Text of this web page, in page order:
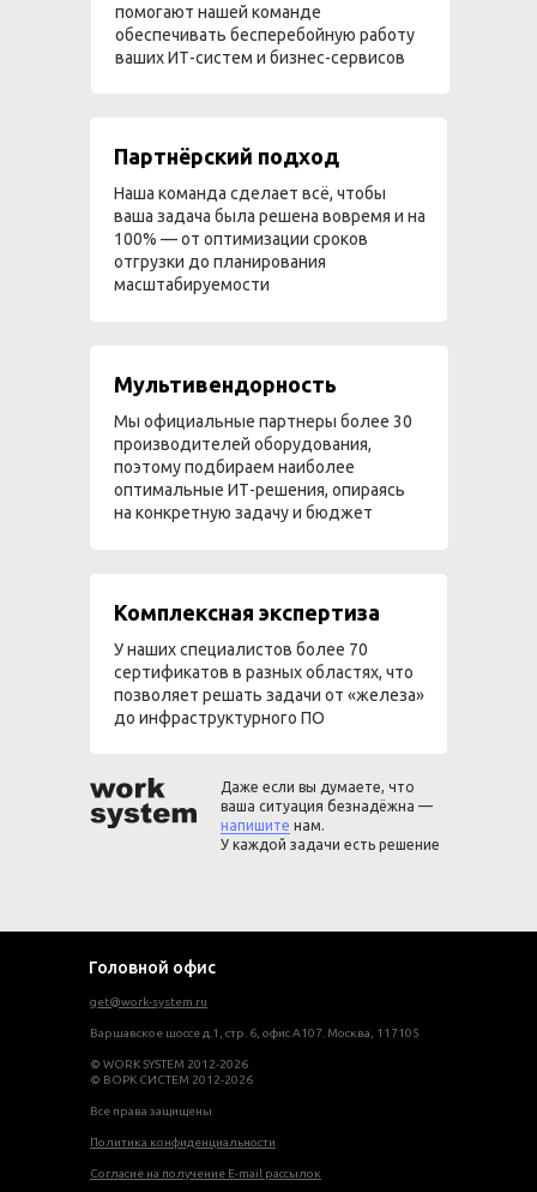
помогают нашей команде
обеспечивать бесперебойную работу
ваших ИТ-систем и бизнес-сервисов
Мультивендорность
Мы официальные партнеры более 30
производителей оборудования,
поэтому подбираем наиболее
оптимальные ИТ-решения, опираясь
на конкретную задачу и бюджет
Комплексная экспертиза
У наших специалистов более 70
сертификатов в разных областях, что
позволяет решать задачи от «железа»
до инфраструктурного ПО
Партнёрский подход
Наша команда сделает всё, чтобы
ваша задача была решена вовремя и на
100% — от оптимизации сроков
отгрузки до планирования
масштабируемости
Даже если вы думаете, что
ваша ситуация безнадёжна —
напишите нам.
У каждой задачи есть решение
get@work-system.ru
Варшавское шоссе д.1, стр. 6, офис А107. Москва, 117105
© WORK SYSTEM 2012-2026
© ВОРК СИСТЕМ 2012-2026
Все права защищены
Политика конфиденциальности
Согласие на получение E-mail рассылок
Головной офис